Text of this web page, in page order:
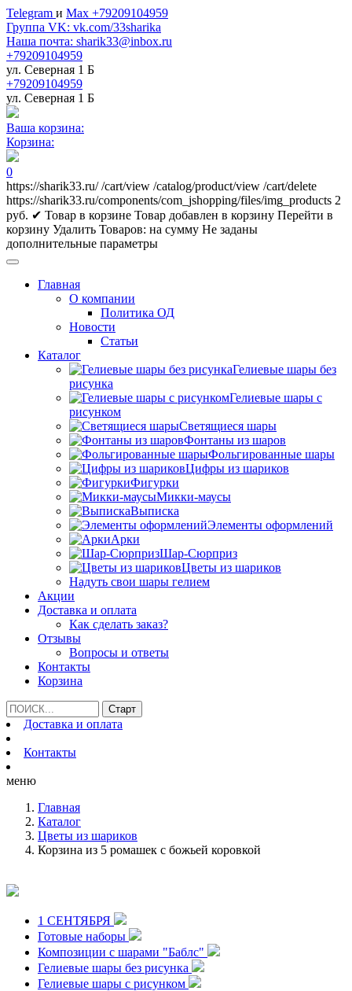
Telegram и Max +79209104959
Группа VK: vk.com/33sharika
Наша почта: sharik33@inbox.ru
+79209104959
ул. Северная 1 Б
+79209104959
ул. Северная 1 Б
Ваша корзина:
Корзина:
0
https://sharik33.ru/ /cart/view /catalog/product/view /cart/delete
https://sharik33.ru/components/com_jshopping/files/img_products 2
руб. ✔ Товар в корзине Товар добавлен в корзину Перейти в
корзину Удалить Товаров: на сумму Не заданы
дополнительные параметры
Главная
О компании
Политика ОД
Новости
Статьи
Каталог
Гелиевые шары без
рисунка
Гелиевые шары с
рисунком
Светящиеся шары
Фонтаны из шаров
Фольгированные шары
Цифры из шариков
Фигурки
Микки-маусы
Выписка
Элементы оформлений
Арки
Шар-Сюрприз
Цветы из шариков
Надуть свои шары гелием
Акции
Доставка и оплата
Как сделать заказ?
Отзывы
Вопросы и ответы
Контакты
Корзина
Доставка и оплата
Контакты
меню
Главная
Каталог
Цветы из шариков
Корзина из 5 ромашек с божьей коровкой
1 СЕНТЯБРЯ
Готовые наборы
Композиции с шарами "Баблс"
Гелиевые шары без рисунка
Гелиевые шары с рисунком